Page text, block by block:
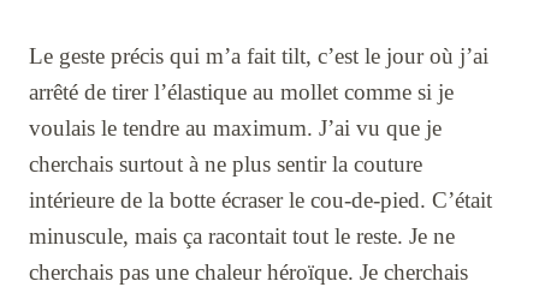
Le geste précis qui m’a fait tilt, c’est le jour où j’ai
arrêté de tirer l’élastique au mollet comme si je
voulais le tendre au maximum. J’ai vu que je
cherchais surtout à ne plus sentir la couture
intérieure de la botte écraser le cou-de-pied. C’était
minuscule, mais ça racontait tout le reste. Je ne
cherchais pas une chaleur héroïque. Je cherchais